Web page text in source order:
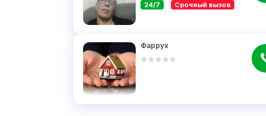
24/7 Срочный вызов
Фаррух